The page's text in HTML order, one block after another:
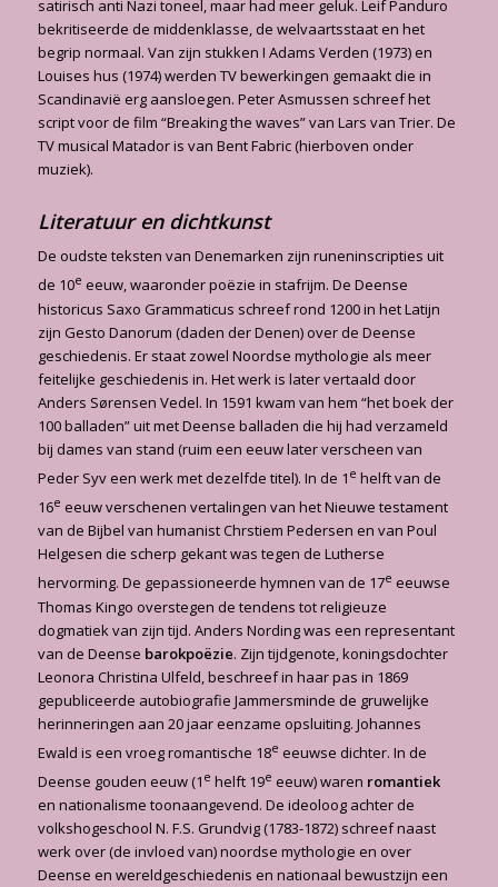
satirisch anti Nazi toneel, maar had meer geluk. Leif Panduro
bekritiseerde de middenklasse, de welvaartsstaat en het
begrip normaal. Van zijn stukken I Adams Verden (1973) en
Louises hus (1974) werden TV bewerkingen gemaakt die in
Scandinavië erg aansloegen. Peter Asmussen schreef het
script voor de film “Breaking the waves” van Lars van Trier. De
TV musical Matador is van Bent Fabric (hierboven onder
muziek).
Literatuur en dichtkunst
De oudste teksten van Denemarken zijn runeninscripties uit
de 10e eeuw, waaronder poëzie in stafrijm. De Deense
historicus Saxo Grammaticus schreef rond 1200 in het Latijn
zijn Gesto Danorum (daden der Denen) over de Deense
geschiedenis. Er staat zowel Noordse mythologie als meer
feitelijke geschiedenis in. Het werk is later vertaald door
Anders Sørensen Vedel. In 1591 kwam van hem “het boek der
100 balladen” uit met Deense balladen die hij had verzameld
bij dames van stand (ruim een eeuw later verscheen van
Peder Syv een werk met dezelfde titel). In de 1 e helft van de
16e eeuw verschenen vertalingen van het Nieuwe testament
van de Bijbel van humanist Chrstiem Pedersen en van Poul
Helgesen die scherp gekant was tegen de Lutherse
hervorming. De gepassioneerde hymnen van de 17e eeuwse
Thomas Kingo overstegen de tendens tot religieuze
dogmatiek van zijn tijd. Anders Nording was een representant
van de Deense barokpoëzie. Zijn tijdgenote, koningsdochter
Leonora Christina Ulfeld, beschreef in haar pas in 1869
gepubliceerde autobiografie Jammersminde de gruwelijke
herinneringen aan 20 jaar eenzame opsluiting. Johannes
Ewald is een vroeg romantische 18e eeuwse dichter. In de
Deense gouden eeuw (1 e helft 19e eeuw) waren romantiek
en nationalisme toonaangevend. De ideoloog achter de
volkshogeschool N. F.S. Grundvig (1783-1872) schreef naast
werk over (de invloed van) noordse mythologie en over
Deense en wereldgeschiedenis en nationaal bewustzijn een